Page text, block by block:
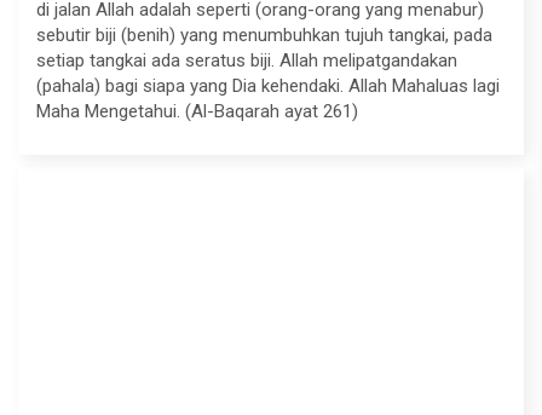
di jalan Allah adalah seperti (orang-orang yang menabur)
sebutir biji (benih) yang menumbuhkan tujuh tangkai, pada
setiap tangkai ada seratus biji. Allah melipatgandakan
(pahala) bagi siapa yang Dia kehendaki. Allah Mahaluas lagi
Maha Mengetahui. (Al-Baqarah ayat 261)